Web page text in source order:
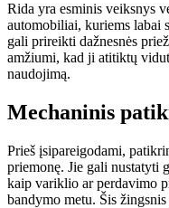
Rida yra esminis veiksnys
automobiliai, kuriems labai
gali prireikti dažnesnės
amžiumi, kad ji atitiktų
naudojimą.
Mechaninis
Prieš įsipareigodami,
priemonę. Jie gali nustatyti
kaip variklio ar perdavimo
bandymo metu. Šis